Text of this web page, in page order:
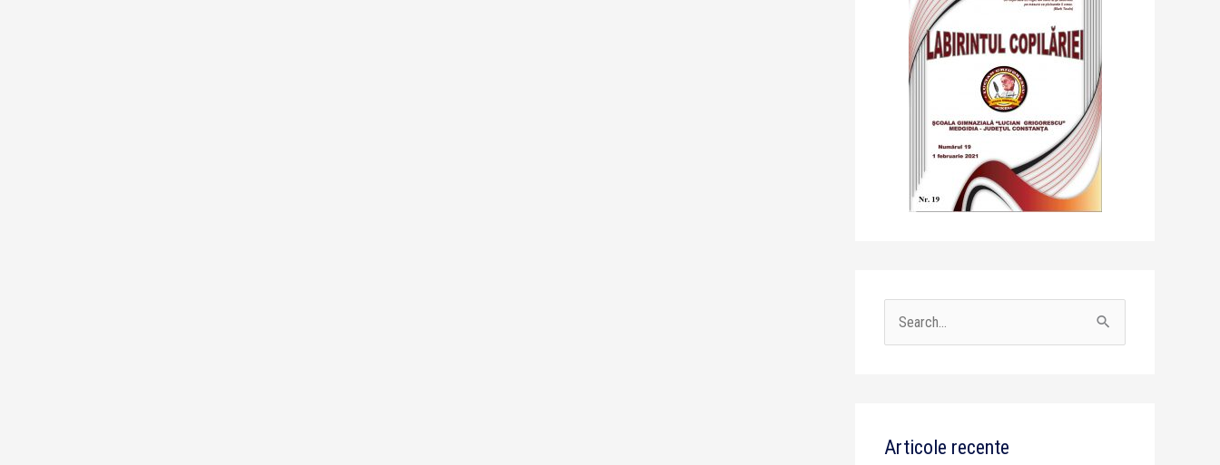
c
Articole recente